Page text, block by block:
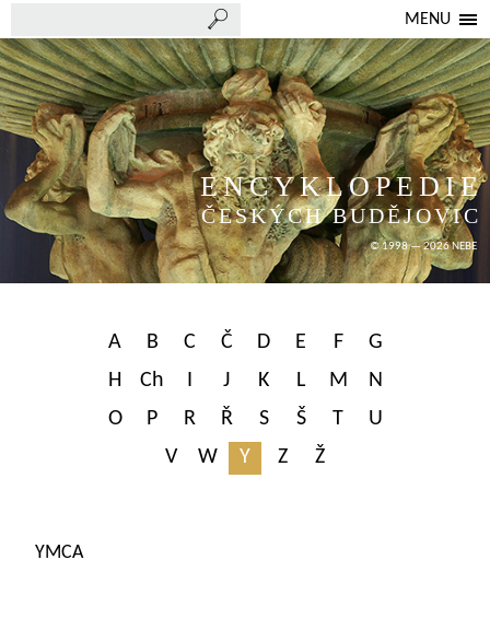
MENU
ENCYKLOPEDIE
ČESKÝCH BUDĚJOVIC
© 1998 — 2026 NEBE
A B C Č D E F
G
H
Ch I J K L M
N
O
P R Ř S Š T
U
V
W Y Z Ž
YMCA